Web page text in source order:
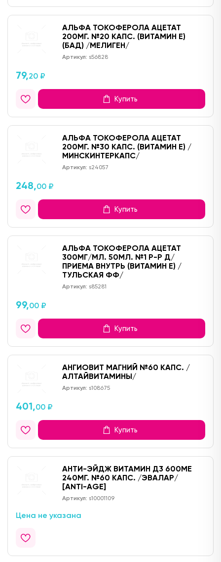
АЛЬФА ТОКОФЕРОЛА АЦЕТАТ
200МГ. №20 КАПС. (ВИТАМИН Е)
(БАД) /МЕЛИГЕН/
Артикул: s56828
79,20 ₽
Купить
АЛЬФА ТОКОФЕРОЛА АЦЕТАТ
200МГ. №30 КАПС. (ВИТАМИН Е) /
МИНСКИНТЕРКАПС/
Артикул: s24057
248,00 ₽
Купить
АЛЬФА ТОКОФЕРОЛА АЦЕТАТ
300МГ/МЛ. 50МЛ. №1 Р-Р Д/
ПРИЕМА ВНУТРЬ (ВИТАМИН Е) /
ТУЛЬСКАЯ ФФ/
Артикул: s85281
99,00 ₽
Купить
АНГИОВИТ МАГНИЙ №60 КАПС. /
АЛТАЙВИТАМИНЫ/
Артикул: s108675
401,00 ₽
Купить
АНТИ-ЭЙДЖ ВИТАМИН Д3 600МЕ
240МГ. №60 КАПС. /ЭВАЛАР/
[ANTI-AGE]
Артикул: s10001109
Цена не указана